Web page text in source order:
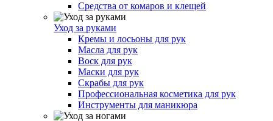
Средства от комаров и клещей
Уход за руками
Кремы и лосьоны для рук
Масла для рук
Воск для рук
Маски для рук
Скрабы для рук
Профессиональная косметика для рук
Инструменты для маникюра